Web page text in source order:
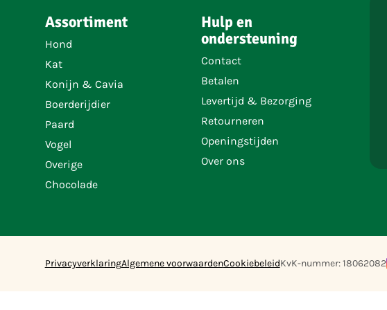
Assortiment
Hond
Kat
Konijn & Cavia
Boerderijdier
Paard
Vogel
Overige
Chocolade
Hulp en
ondersteuning
Contact
Betalen
Levertijd & Bezorging
Retourneren
Openingstijden
Over ons
PrivacyverklaringAlgemene voorwaardenCookiebeleidKvK-nummer: 18062082